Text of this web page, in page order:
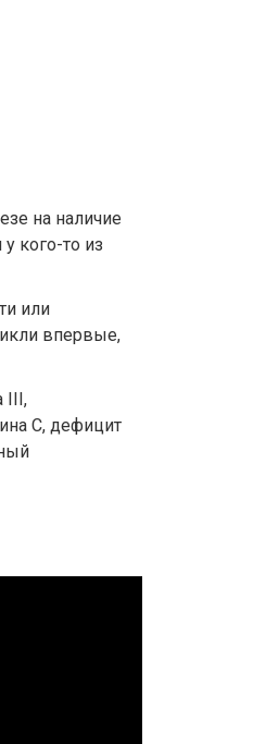
на наличие
кого-то из
или
впервые,
III,
C, дефицит